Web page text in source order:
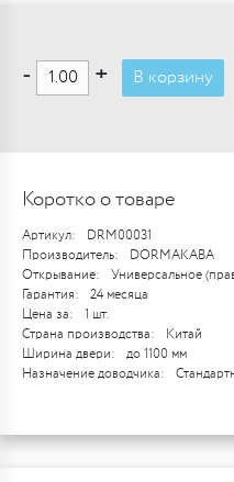
- + В корзину
Коротко о товаре
Артикул:
DRM00031
Производитель:
DORMAKABA
Открывание:
Универсальное
Гарантия:
24 месяца
Цена за:
1 шт.
Страна производства:
Китай
Ширина двери:
до 1100 мм
Назначение доводчика: